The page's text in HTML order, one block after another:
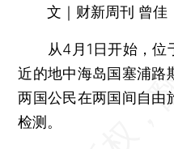
文｜财新周刊 曾佳
从4月1日开始，位
近的地中海岛国塞浦路
两国公民在两国间自由
检测。